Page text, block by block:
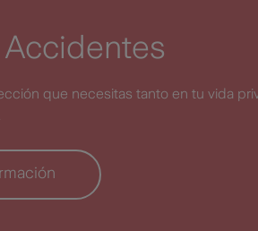
que necesitas tanto en tu vida